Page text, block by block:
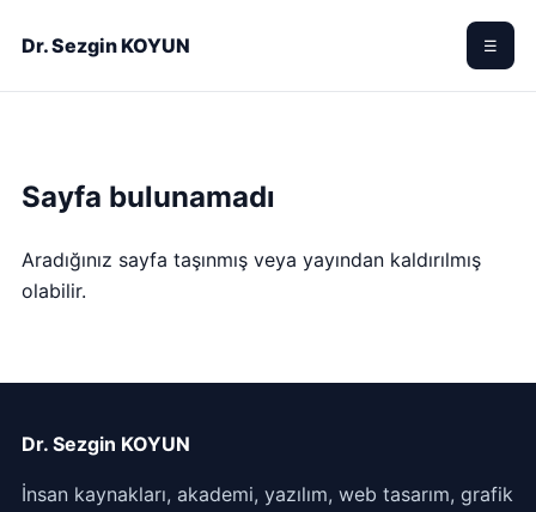
Dr. Sezgin KOYUN ☰
Sayfa bulunamadı
Aradığınız sayfa taşınmış veya yayından kaldırılmış
olabilir.
Dr. Sezgin KOYUN
İnsan kaynakları, akademi, yazılım, web tasarım, grafik